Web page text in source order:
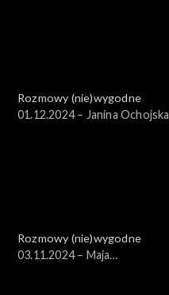
Rozmowy (nie)wygodne
01.12.2024 – Janina Ochojska
Rozmowy (nie)wygodne
03.11.2024 – Maja